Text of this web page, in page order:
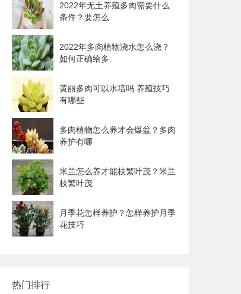
2022年无土养殖多肉需要什么
条件？要怎么
2022年多肉植物浇水怎么浇？
如何正确给多
黄丽多肉可以水培吗 养殖技巧
有哪些
多肉植物怎么养才会爆盆？多肉
养护有哪
米兰怎么养才能枝繁叶茂？米兰
枝繁叶茂
月季花怎样养护？怎样养护月季
花技巧
热门排行